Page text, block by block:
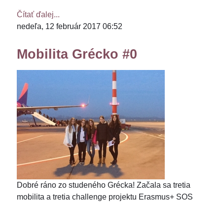
Čítať ďalej...
nedeľa, 12 február 2017 06:52
Mobilita Grécko #0
Dobré ráno zo studeného Grécka! Začala sa tretia
mobilita a tretia challenge projektu Erasmus+ SOS